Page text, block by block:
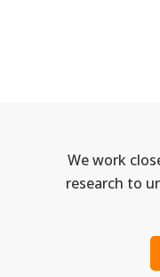
We work
research to